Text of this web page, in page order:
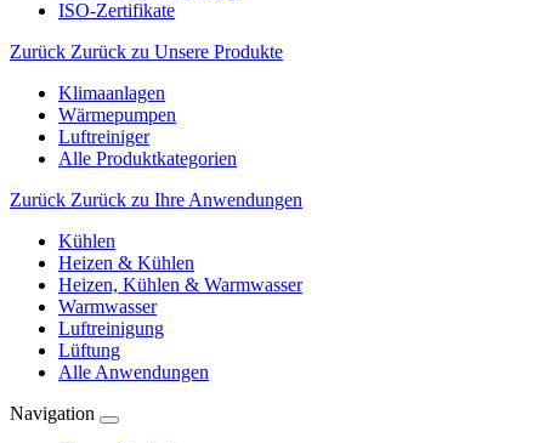
ISO-Zertifikate
Zurück Zurück zu Unsere Produkte
Klimaanlagen
Wärmepumpen
Luftreiniger
Alle Produktkategorien
Zurück Zurück zu Ihre Anwendungen
Kühlen
Heizen & Kühlen
Heizen, Kühlen & Warmwasser
Warmwasser
Luftreinigung
Lüftung
Alle Anwendungen
Navigation